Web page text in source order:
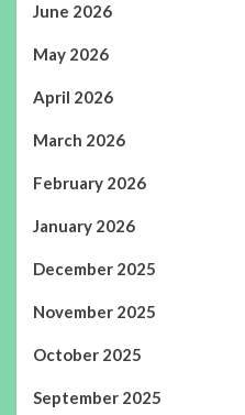
June 2026
May 2026
April 2026
March 2026
February 2026
January 2026
December 2025
November 2025
October 2025
September 2025